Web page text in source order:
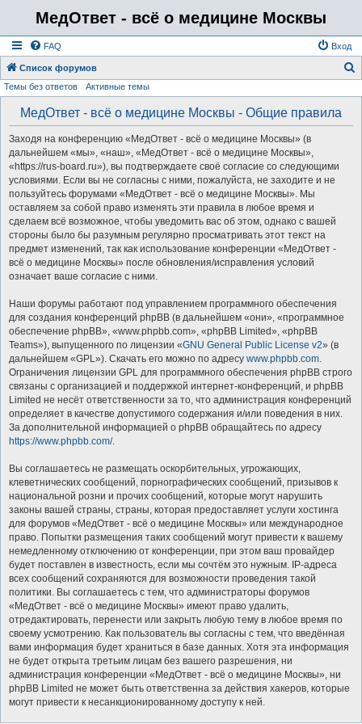
МедОтвет - всё о медицине Москвы
FAQ Вход
Список форумов
Темы без ответов Активные темы
МедОтвет - всё о медицине Москвы - Общие правила
Заходя на конференцию «МедОтвет - всё о медицине Москвы» (в
дальнейшем «мы», «наш», «МедОтвет - всё о медицине Москвы»,
«https://rus-board.ru»), вы подтверждаете своё согласие со следующими
условиями. Если вы не согласны с ними, пожалуйста, не заходите и не
пользуйтесь форумами «МедОтвет - всё о медицине Москвы». Мы
оставляем за собой право изменять эти правила в любое время и
сделаем всё возможное, чтобы уведомить вас об этом, однако с вашей
стороны было бы разумным регулярно просматривать этот текст на
предмет изменений, так как использование конференции «МедОтвет -
всё о медицине Москвы» после обновления/исправления условий
означает ваше согласие с ними.
Наши форумы работают под управлением программного обеспечения
для создания конференций phpBB (в дальнейшем «они», «программное
обеспечение phpBB», «www.phpbb.com», «phpBB Limited», «phpBB
Teams»), выпущенного по лицензии «GNU General Public License v2» (в
дальнейшем «GPL»). Скачать его можно по адресу www.phpbb.com.
Ограничения лицензии GPL для программного обеспечения phpBB строго
связаны с организацией и поддержкой интернет-конференций, и phpBB
Limited не несёт ответственности за то, что администрация конференций
определяет в качестве допустимого содержания и/или поведения в них.
За дополнительной информацией о phpBB обращайтесь по адресу
https://www.phpbb.com/.
Вы соглашаетесь не размещать оскорбительных, угрожающих,
клеветнических сообщений, порнографических сообщений, призывов к
национальной розни и прочих сообщений, которые могут нарушить
законы вашей страны, страны, которая предоставляет услуги хостинга
для форумов «МедОтвет - всё о медицине Москвы» или международное
право. Попытки размещения таких сообщений могут привести к вашему
немедленному отключению от конференции, при этом ваш провайдер
будет поставлен в известность, если мы сочтём это нужным. IP-адреса
всех сообщений сохраняются для возможности проведения такой
политики. Вы соглашаетесь с тем, что администраторы форумов
«МедОтвет - всё о медицине Москвы» имеют право удалить,
отредактировать, перенести или закрыть любую тему в любое время по
своему усмотрению. Как пользователь вы согласны с тем, что введённая
вами информация будет храниться в базе данных. Хотя эта информация
не будет открыта третьим лицам без вашего разрешения, ни
администрация конференции «МедОтвет - всё о медицине Москвы», ни
phpBB Limited не может быть ответственна за действия хакеров, которые
могут привести к несанкционированному доступу к ней.